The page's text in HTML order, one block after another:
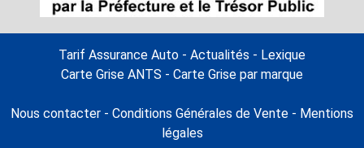
Tarif Assurance Auto - Actualités - Lexique
Carte Grise ANTS - Carte Grise par marque
Nous contacter - Conditions Générales de Vente - Mentions
légales